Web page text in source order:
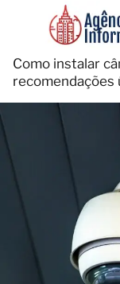
Como instalar
recomendações